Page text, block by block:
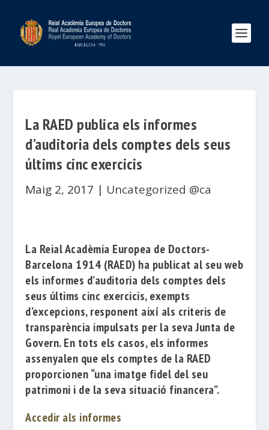
La RAED publica els informes
d’auditoria dels comptes dels seus
últims cinc exercicis
Maig 2, 2017 | Uncategorized @ca
La Reial Acadèmia Europea de Doctors-
Barcelona 1914 (RAED) ha publicat al seu web
els informes d’auditoria dels comptes dels
seus últims cinc exercicis, exempts
d’excepcions, responent així als criteris de
transparència impulsats per la seva Junta de
Govern. En tots els casos, els informes
assenyalen que els comptes de la RAED
proporcionen “una imatge fidel del seu
patrimoni i de la seva situació financera”.
Accedir als informes